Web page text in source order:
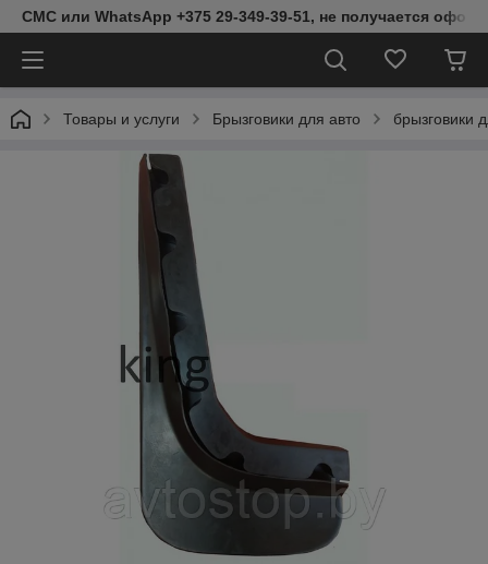
СМС или WhatsApp +375 29-349-39-51, не получается
Товары и услуги Брызговики для авто брызговики